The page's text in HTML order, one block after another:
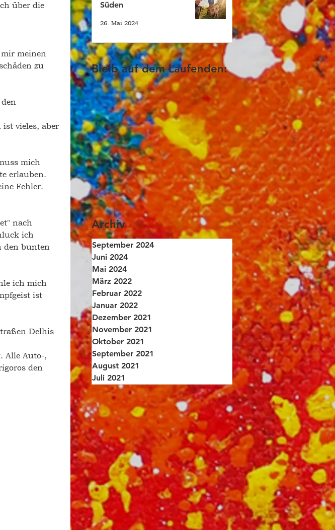
über die
meinen
zu
vieles, aber
mich
erlauben.
Fehler.
nach
ich
den bunten
ich mich
ist
Delhis
Alle Auto-,
den
Süden
26. Mai 2024
Bleib auf dem Laufenden:
Archiv
September 2024
Juni 2024
Mai 2024
März 2022
Februar 2022
Januar 2022
Dezember 2021
November 2021
Oktober 2021
September 2021
August 2021
Juli 2021